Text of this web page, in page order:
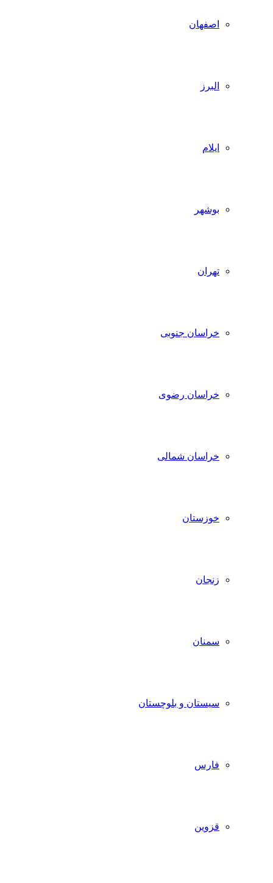
اصفهان
البرز
ایلام
بوشهر
تهران
خراسان جنوبی
خراسان رضوی
خراسان شمالی
خوزستان
زنجان
سمنان
سیستان و بلوچستان
فارس
قزوین